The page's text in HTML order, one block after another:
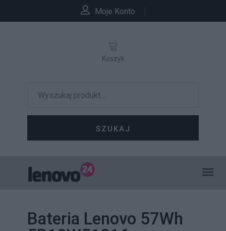
Moje Konto
SZUKAJ
Koszyk
Bateria Lenovo 57Wh